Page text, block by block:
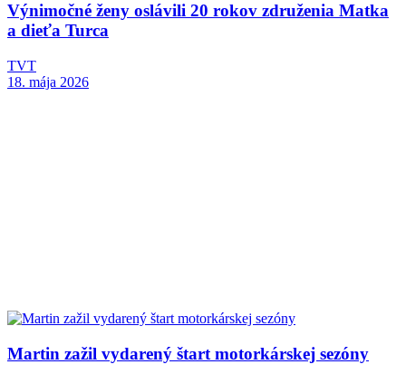
Výnimočné ženy oslávili 20 rokov združenia Matka
a dieťa Turca
TVT
18. mája 2026
Martin zažil vydarený štart motorkárskej sezóny